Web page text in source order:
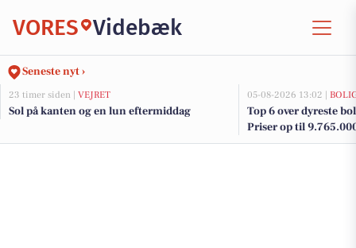
VORES Videbæk
Seneste nyt ›
23 timer siden | VEJRET
Sol på kanten og en lun eftermiddag
05-08-2026 13:02 |
Top 6 over dyreste
Priser op til